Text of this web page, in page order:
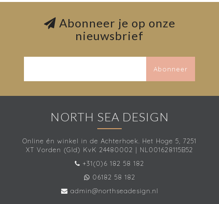
Abonneer je op onze
nieuwsbrief
Abonneer
NORTH SEA DESIGN
Online én winkel in de Achterhoek. Het Hoge 5, 7251
XT Vorden (Gld) KvK 24480002 | NL001628115B52
+31(0)6 182 58 182
06182 58 182
admin@northseadesign.nl